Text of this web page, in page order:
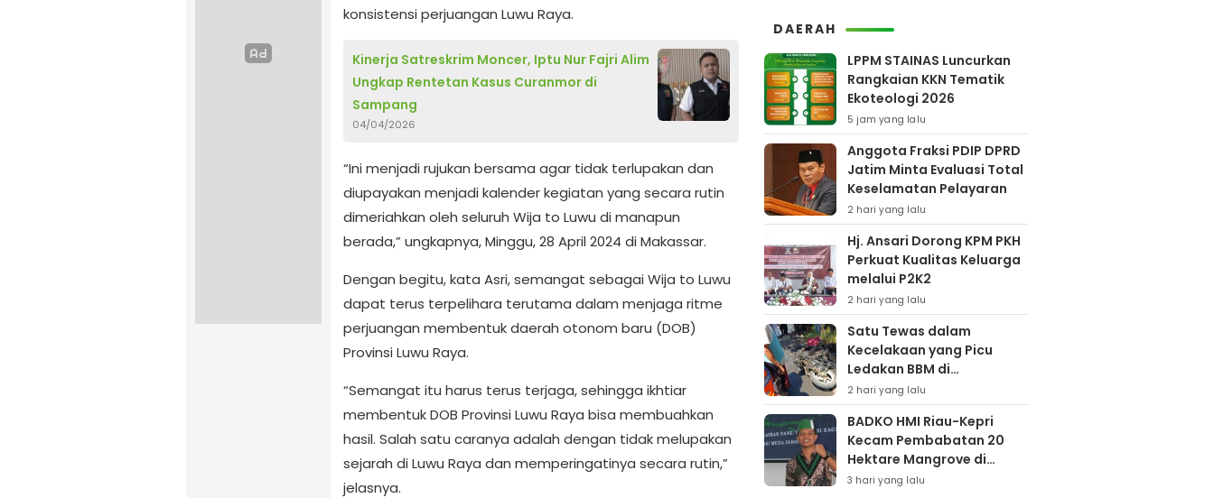
konsistensi perjuangan Luwu Raya.
Kinerja Satreskrim Moncer, Iptu Nur Fajri Alim
Ungkap Rentetan Kasus Curanmor di
Sampang
04/04/2026
“Ini menjadi rujukan bersama agar tidak terlupakan dan
diupayakan menjadi kalender kegiatan yang secara rutin
dimeriahkan oleh seluruh Wija to Luwu di manapun
berada,” ungkapnya, Minggu, 28 April 2024 di Makassar.
Dengan begitu, kata Asri, semangat sebagai Wija to Luwu
dapat terus terpelihara terutama dalam menjaga ritme
perjuangan membentuk daerah otonom baru (DOB)
Provinsi Luwu Raya.
“Semangat itu harus terus terjaga, sehingga ikhtiar
membentuk DOB Provinsi Luwu Raya bisa membuahkan
hasil. Salah satu caranya adalah dengan tidak melupakan
sejarah di Luwu Raya dan memperingatinya secara rutin,”
jelasnya.
DAERAH
LPPM STAINAS Luncurkan
Rangkaian KKN Tematik
Ekoteologi 2026
5 jam yang lalu
Anggota Fraksi PDIP DPRD
Jatim Minta Evaluasi Total
Keselamatan Pelayaran
2 hari yang lalu
Hj. Ansari Dorong KPM PKH
Perkuat Kualitas Keluarga
melalui P2K2
2 hari yang lalu
Satu Tewas dalam
Kecelakaan yang Picu
Ledakan BBM di
Pamekasan
2 hari yang lalu
BADKO HMI Riau-Kepri
Kecam Pembabatan 20
Hektare Mangrove di
Bengkalis
3 hari yang lalu